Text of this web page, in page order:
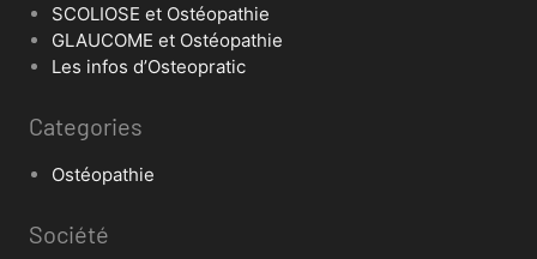
SCOLIOSE et Ostéopathie
GLAUCOME et Ostéopathie
Les infos d’Osteopratic
Categories
Ostéopathie
Société